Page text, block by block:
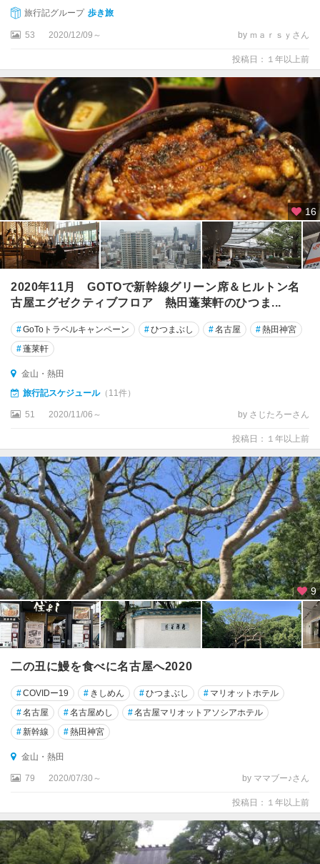
旅行記グループ 歩き旅
53 2020/12/09～ by ｍａｒｓｙさん
投稿日：１年以上前
16
2020年11月 GOTOで新幹線グリーン席＆ヒルトン名
古屋エグゼクティブフロア 熱田蓬莱軒のひつま...
#GoToトラベルキャンペーン #ひつまぶし #名古屋 #熱田神宮
#蓬莱軒
金山・熱田
旅行記スケジュール（11件）
51 2020/11/06～ by さじたろーさん
投稿日：１年以上前
9
二の丑に鰻を食べに名古屋へ2020
#COVIDー19 # きしめん #ひつまぶし # マリオットホテル
#名古屋 #名古屋めし #名古屋マリオットアソシアホテル
#新幹線 #熱田神宮
金山・熱田
79 2020/07/30～ by ママブー♪さん
投稿日：１年以上前